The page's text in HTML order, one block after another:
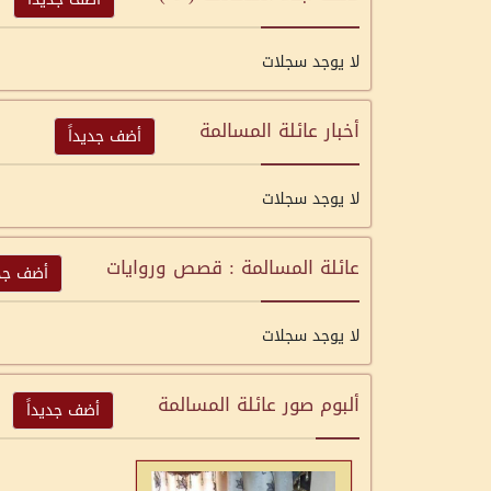
لا يوجد سجلات
أخبار عائلة المسالمة أضف جديداً
لا يوجد سجلات
عائلة المسالمة : قصص وروايات أضف
لا يوجد سجلات
ألبوم صور عائلة المسالمة أضف جديداً